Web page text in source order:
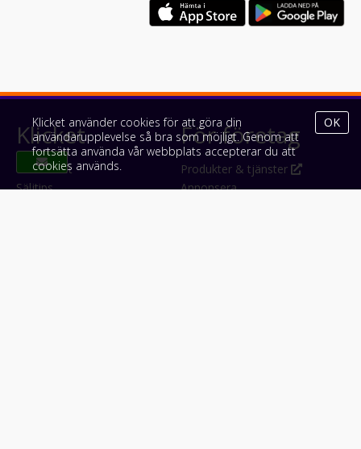
Klicket
Om Klicket
Säljtips
För företag
Produkter & tjänster
Annonsera
Klicket använder cookies för att göra din
användarupplevelse så bra som möjligt. Genom att
fortsätta använda vår webbplats accepterar du att
cookies används.
OK